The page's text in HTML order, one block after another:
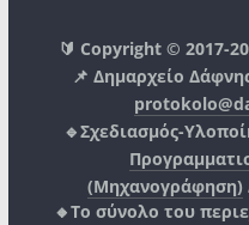
🔰 Copyright © 2017-
📌 Δημαρχείο
🔹Σχεδιασμός-
(Μηχανογράφηση)
🔸Το σύνολο του